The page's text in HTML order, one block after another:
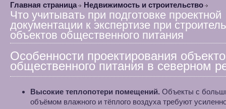
Главная страница Недвижимость и строительство
Что учитывать при подготовке проектной
документации к экспертизе при
объектов общественного питания
Особенности проектирования
общественного питания в северном
Высокие теплопотери помещений. Объекты с
объёмом влажного и тёплого воздуха требуют